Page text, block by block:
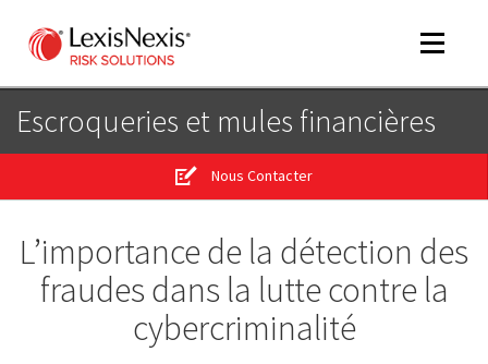
Toggle
Escroqueries et mules financières
Nous Contacter
L’importance de la détection des
fraudes dans la lutte contre la
cybercriminalité